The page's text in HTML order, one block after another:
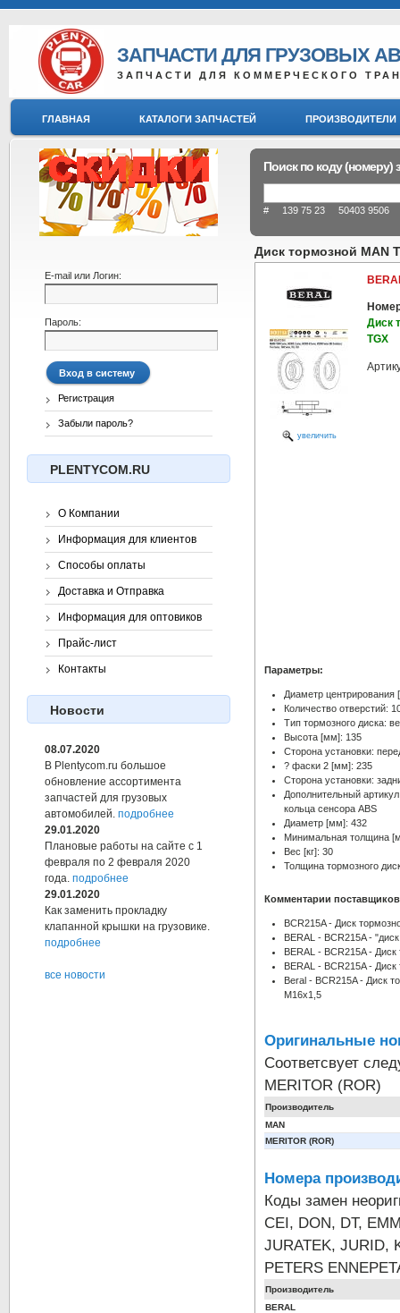
ЗАПЧАСТИ ДЛЯ ГРУЗОВЫХ
ЗАПЧАСТИ ДЛЯ КОММЕРЧЕСКОГО
ГЛАВНАЯ КАТАЛОГИ ЗАПЧАСТЕЙ ПРОИЗВОДИТЕЛИ
Поиск по коду (номеру)
# 139 75 23 50403 9506
Диск тормозной MAN
увеличить
Диск
TGX
Параметры:
Диаметр центрирования
Количество отверстий:
Тип тормозного диска:
Высота [мм]: 135
Сторона установки:
? фаски 2 [мм]: 235
Сторона установки:
Дополнительный
кольца сенсора ABS
Диаметр [мм]: 432
Минимальная толщина
Вес [кг]: 30
Толщина тормозного
Комментарии
BCR215A - Диск
BERAL - BCR215A -
BERAL - BCR215A -
BERAL - BCR215A -
Beral - BCR215A - Диск
M16x1,5
Оригинальные
Соответсвует
MERITOR (ROR)
Производитель
MAN
MERITOR (ROR)
Номера
Коды замен
CEI, DON, DT,
JURATEK, JURID,
PETERS
Производитель
BERAL
E-mail или Логин:
Пароль:
Регистрация
Забыли пароль?
PLENTYCOM.RU
О Компании
Информация для клиентов
Способы оплаты
Доставка и Отправка
Информация для оптовиков
Прайс-лист
Контакты
Новости
08.07.2020
В Plentycom.ru большое
обновление ассортимента
запчастей для грузовых
автомобилей. подробнее
29.01.2020
Плановые работы на сайте с 1
февраля по 2 февраля 2020
года. подробнее
29.01.2020
Как заменить прокладку
клапанной крышки на грузовике.
подробнее
все новости